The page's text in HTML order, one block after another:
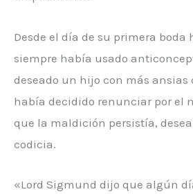
Desde el día de su primera boda
siempre había usado
deseado un hijo con más ansias
había decidido renunciar por el
que la maldición persistía,
codicia.
«Lord Sigmund dijo que algún